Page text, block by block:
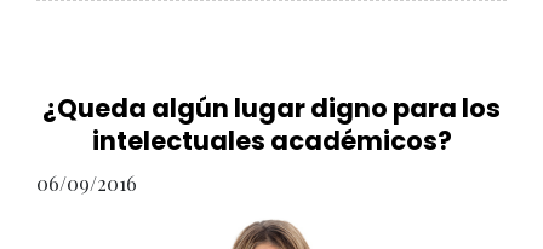
¿Queda algún lugar digno para los
intelectuales académicos?
06/09/2016